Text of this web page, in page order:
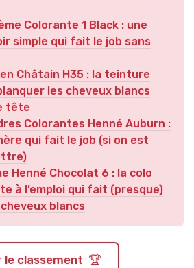
Colorante 1 Black : une
simple qui fait le job sans
Châtain H35 : la teinture
les cheveux blancs
tête
Colorantes Henné Auburn :
qui fait le job (si on est
Henné Chocolat 6 : la colo
à l’emploi qui fait (presque)
blancs
le classement 🏆